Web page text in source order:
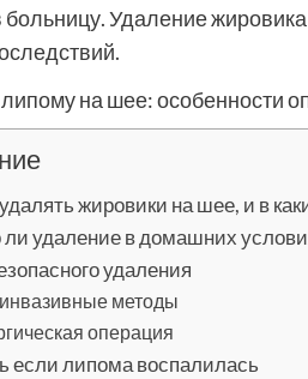
больницу. Удаление
жировики на шее, и в
удаление в домашних
удаления
методы
операция
если липома воспалилась